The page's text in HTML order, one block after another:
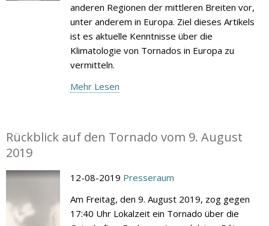
anderen Regionen der mittleren Breiten vor,
unter anderem in Europa. Ziel dieses Artikels
ist es aktuelle Kenntnisse über die
Klimatologie von Tornados in Europa zu
vermitteln.
Mehr Lesen
Rückblick auf den Tornado vom 9. August
2019
12-08-2019 Presseraum
Am Freitag, den 9. August 2019, zog gegen
17:40 Uhr Lokalzeit ein Tornado über die